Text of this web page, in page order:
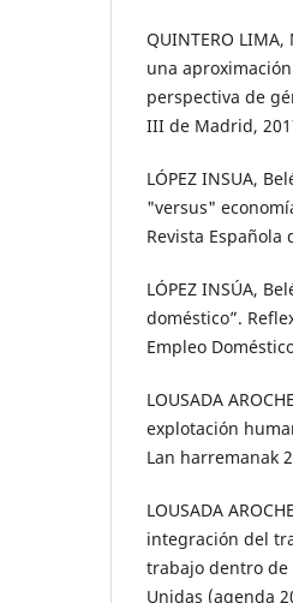
QUINTERO
una
perspectiva de
III de Madrid,
LÓPEZ INSUA,
"versus"
Revista Española
LÓPEZ INSÚA,
doméstico”.
Empleo
LOUSADA
explotación
Lan harremanak
LOUSADA
integración del
trabajo dentro de
Unidas (agenda